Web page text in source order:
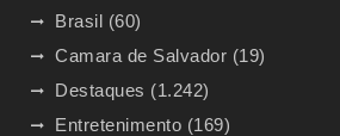
Brasil (60)
Camara de Salvador (19)
Destaques (1.242)
Entretenimento (169)